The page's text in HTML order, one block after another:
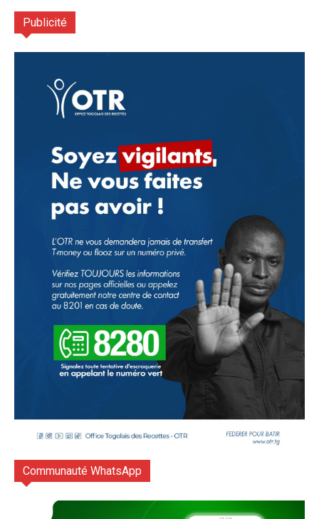
Publicité
Communauté WhatsApp